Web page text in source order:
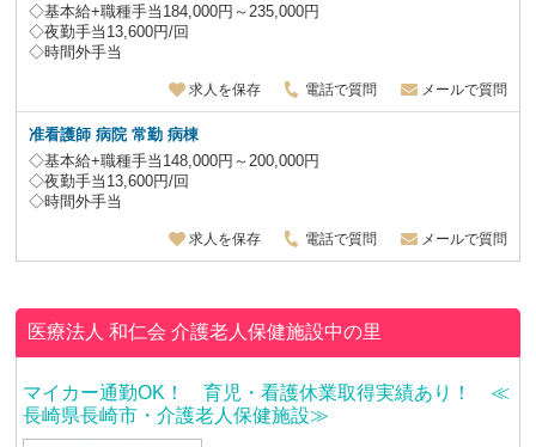
◇基本給+職種手当184,000円～235,000円
◇夜勤手当13,600円/回
◇時間外手当
求人を保存 電話で質問 メールで質問
准看護師 病院 常勤 病棟
◇基本給+職種手当148,000円～200,000円
◇夜勤手当13,600円/回
◇時間外手当
求人を保存 電話で質問 メールで質問
医療法人 和仁会介護老人保健施設中の里
マイカー通勤OK！ 育児・看護休業取得実績あり！ ≪
長崎県長崎市・介護老人保健施設≫